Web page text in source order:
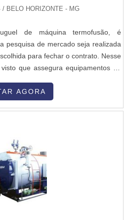
/ BELO HORIZONTE - MG
de máquina termofusão, é
pesquisa de mercado seja realizada
para fechar o contrato. Nesse
que assegura equipamentos de
DETALHES SOBRE O
peças por meio do aquecimento e
é necessário o equipamento
normas técnicas vigentes.A DPS é
na locação de equipamentos para
No geral, a empresa assegura
e revisados periodicamente,
AGORA